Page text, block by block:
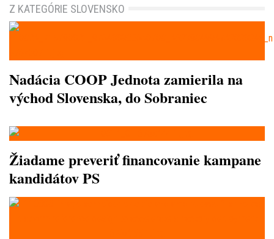
Z KATEGÓRIE SLOVENSKO
Nadácia COOP Jednota zamierila na
východ Slovenska, do Sobraniec
Žiadame preveriť financovanie kampane
kandidátov PS